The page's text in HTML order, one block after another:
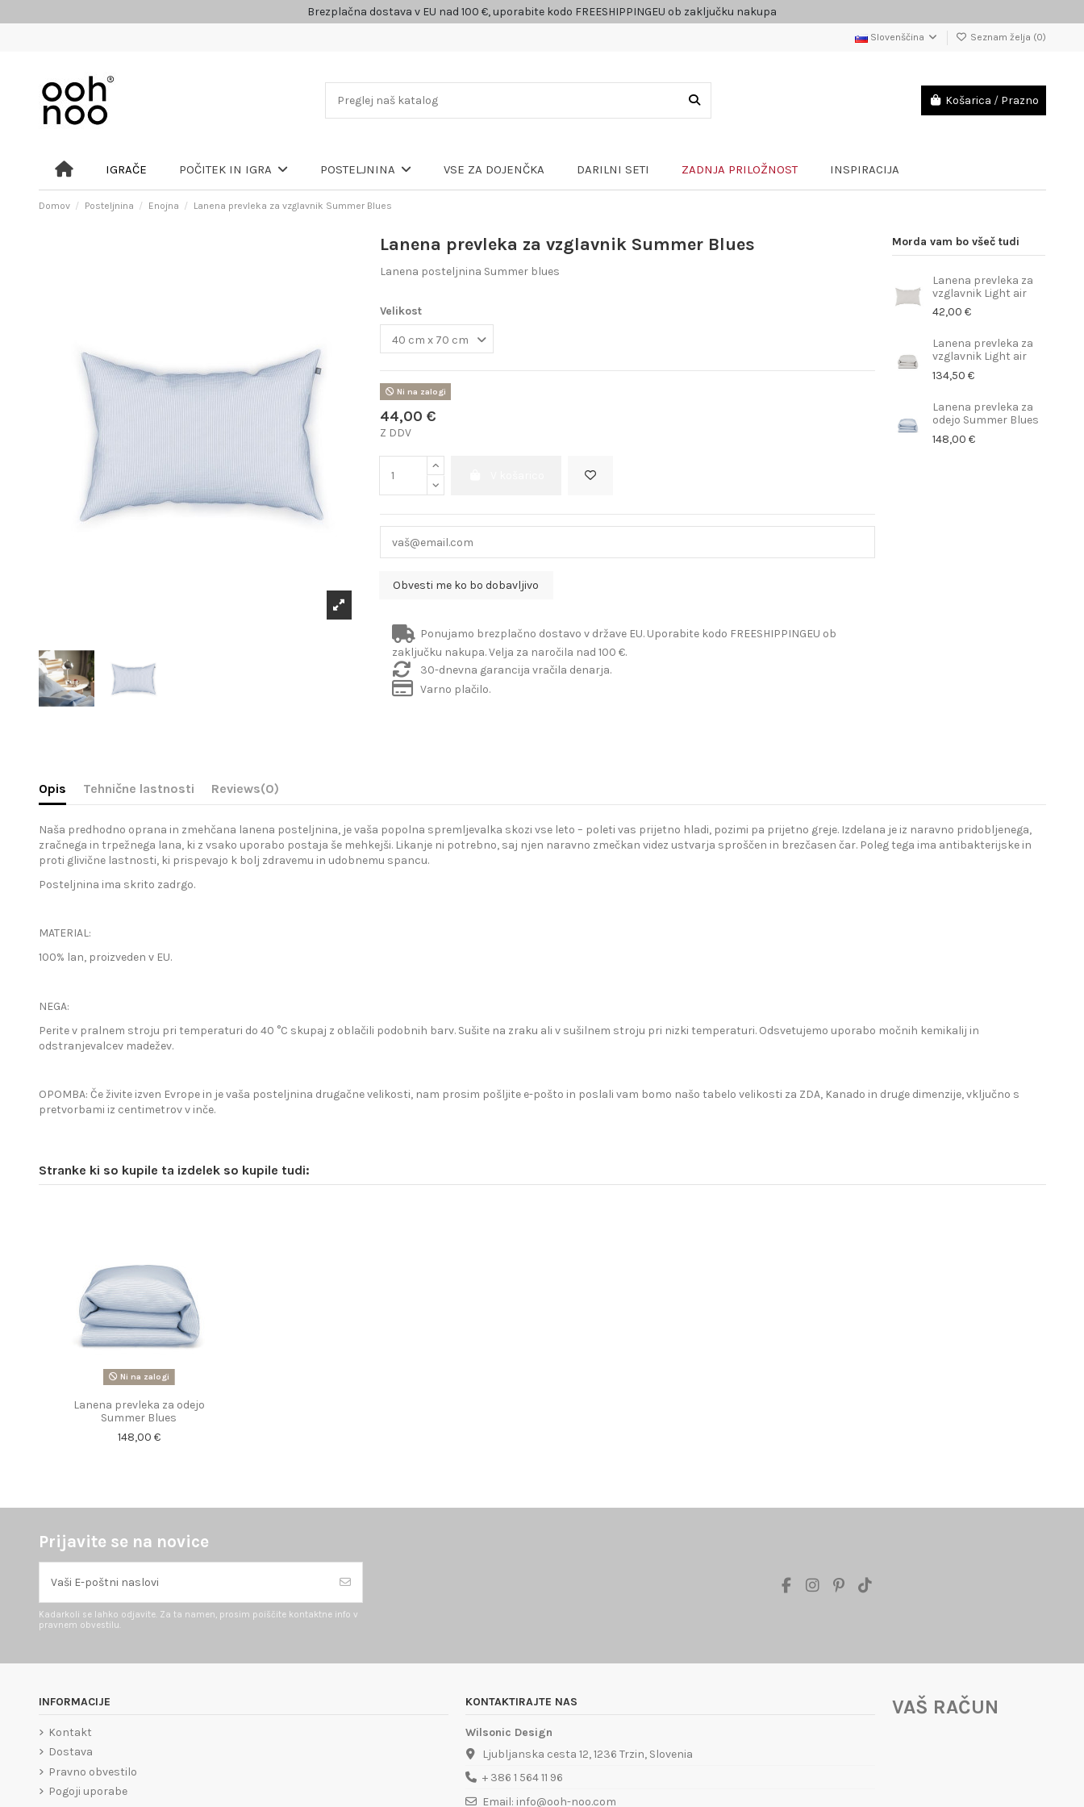
Brezplačna dostava v EU nad 100 €, uporabite kodo FREESHIPPINGEU ob zaključku nakupa
Slovenščina Seznam želja (0)
Košarica / Prazno
IGRAČE POČITEK IN IGRA POSTELJNINA VSE ZA DOJENČKA DARILNI SETI ZADNJA PRILOŽNOST INSPIRACIJA
Domov Posteljnina Enojna Lanena prevleka za vzglavnik Summer Blues
Lanena prevleka za vzglavnik Summer Blues
Lanena posteljnina Summer blues
Velikost
Ni na zalogi
44,00 €
Z DDV
Ponujamo brezplačno dostavo v države EU. Uporabite kodo FREESHIPPINGEU ob
zaključku nakupa. Velja za naročila nad 100 €.
30-dnevna garancija vračila denarja.
Varno plačilo.
Morda vam bo všeč tudi
Lanena prevleka za
vzglavnik Light air
42,00 €
Lanena prevleka za
vzglavnik Light air
134,50 €
Lanena prevleka za
odejo Summer Blues
148,00 €
Opis Tehnične lastnosti Reviews(0)
Naša predhodno oprana in zmehčana lanena posteljnina, je vaša popolna spremljevalka skozi vse leto – poleti vas prijetno hladi, pozimi pa prijetno greje. Izdelana je iz naravno pridobljenega,
zračnega in trpežnega lana, ki z vsako uporabo postaja še mehkejši. Likanje ni potrebno, saj njen naravno zmečkan videz ustvarja sproščen in brezčasen čar. Poleg tega ima antibakterijske in
proti glivične lastnosti, ki prispevajo k bolj zdravemu in udobnemu spancu.
Posteljnina ima skrito zadrgo.
MATERIAL:
100% lan, proizveden v EU.
NEGA:
Perite v pralnem stroju pri temperaturi do 40 °C skupaj z oblačili podobnih barv. Sušite na zraku ali v sušilnem stroju pri nizki temperaturi. Odsvetujemo uporabo močnih kemikalij in
odstranjevalcev madežev.
OPOMBA: Če živite izven Evrope in je vaša posteljnina drugačne velikosti, nam prosim pošljite e-pošto in poslali vam bomo našo tabelo velikosti za ZDA, Kanado in druge dimenzije, vključno s
pretvorbami iz centimetrov v inče.
Stranke ki so kupile ta izdelek so kupile tudi:
Ni na zalogi
Lanena prevleka za odejo
Summer Blues
148,00 €
Prijavite se na novice
Kadarkoli se lahko odjavite. Za ta namen, prosim poiščite kontaktne info v
pravnem obvestilu.
INFORMACIJE
Kontakt
Dostava
Pravno obvestilo
Pogoji uporabe
KONTAKTIRAJTE NAS
Wilsonic Design
Ljubljanska cesta 12, 1236 Trzin, Slovenia
+ 386 1 564 11 96
Email: info@ooh-noo.com
VAŠ RAČUN